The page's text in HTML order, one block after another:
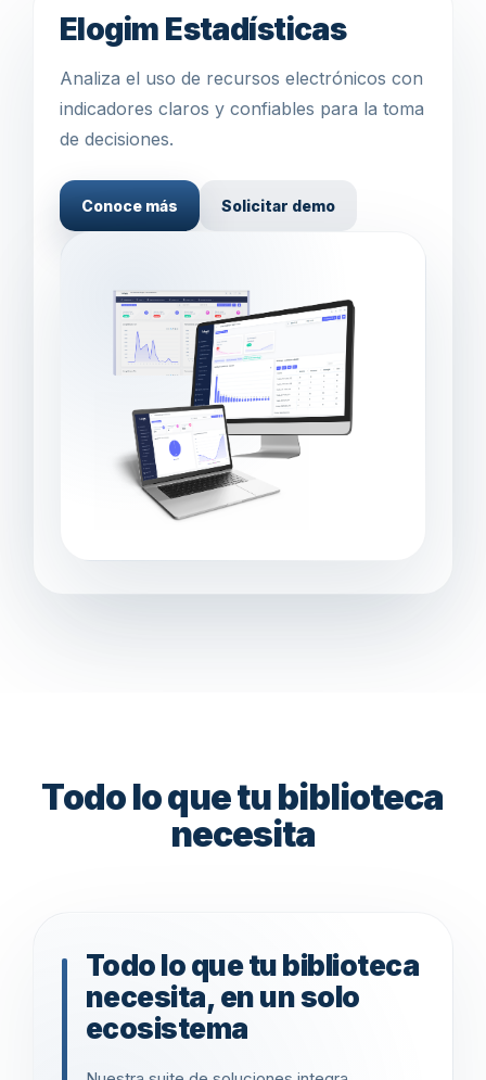
Elogim Estadísticas
Analiza el uso de recursos electrónicos con
indicadores claros y confiables para la toma
de decisiones.
Conoce más Solicitar demo
Todo lo que tu biblioteca
necesita
Todo lo que tu biblioteca
necesita, en un solo
ecosistema